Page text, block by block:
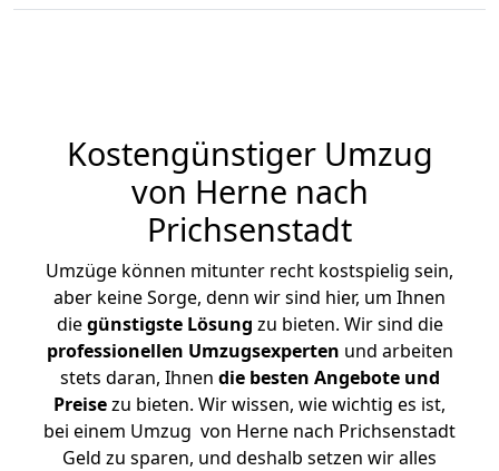
Kostengünstiger Umzug
von Herne nach
Prichsenstadt
Umzüge können mitunter recht kostspielig sein,
aber keine Sorge, denn wir sind hier, um Ihnen
diegünstigste Lösung zu bieten. Wir sind die
professionellen Umzugsexperten und arbeiten
stets daran, Ihnen die besten Angebote und
Preisezu bieten. Wir wissen, wie wichtig es ist,
bei einem Umzug von Herne nach Prichsenstadt
Geld zu sparen, und deshalb setzen wir alles